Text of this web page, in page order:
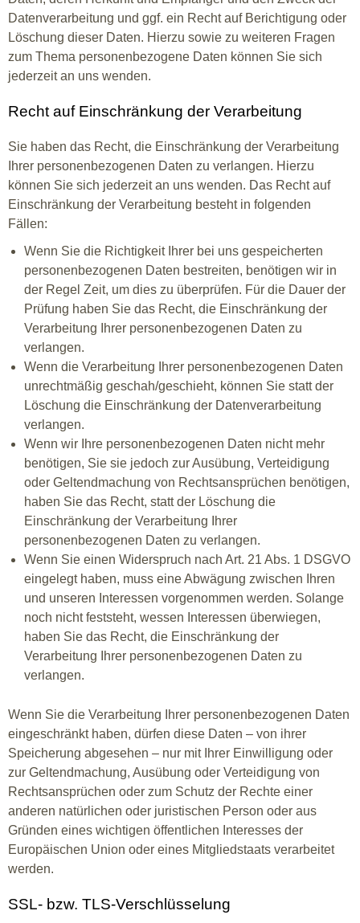
Datenverarbeitung und ggf. ein Recht auf Berichtigung oder
Löschung dieser Daten. Hierzu sowie zu weiteren Fragen
zum Thema personenbezogene Daten können Sie sich
jederzeit an uns wenden.
Recht auf Einschränkung der Verarbeitung
Sie haben das Recht, die Einschränkung der Verarbeitung
Ihrer personenbezogenen Daten zu verlangen. Hierzu
können Sie sich jederzeit an uns wenden. Das Recht auf
Einschränkung der Verarbeitung besteht in folgenden
Fällen:
Wenn Sie die Richtigkeit Ihrer bei uns gespeicherten
personenbezogenen Daten bestreiten, benötigen wir in
der Regel Zeit, um dies zu überprüfen. Für die Dauer der
Prüfung haben Sie das Recht, die Einschränkung der
Verarbeitung Ihrer personenbezogenen Daten zu
verlangen.
Wenn die Verarbeitung Ihrer personenbezogenen Daten
unrechtmäßig geschah/geschieht, können Sie statt der
Löschung die Einschränkung der Datenverarbeitung
verlangen.
Wenn wir Ihre personenbezogenen Daten nicht mehr
benötigen, Sie sie jedoch zur Ausübung, Verteidigung
oder Geltendmachung von Rechtsansprüchen benötigen,
haben Sie das Recht, statt der Löschung die
Einschränkung der Verarbeitung Ihrer
personenbezogenen Daten zu verlangen.
Wenn Sie einen Widerspruch nach Art. 21 Abs. 1 DSGVO
eingelegt haben, muss eine Abwägung zwischen Ihren
und unseren Interessen vorgenommen werden. Solange
noch nicht feststeht, wessen Interessen überwiegen,
haben Sie das Recht, die Einschränkung der
Verarbeitung Ihrer personenbezogenen Daten zu
verlangen.
Wenn Sie die Verarbeitung Ihrer personenbezogenen Daten
eingeschränkt haben, dürfen diese Daten – von ihrer
Speicherung abgesehen – nur mit Ihrer Einwilligung oder
zur Geltendmachung, Ausübung oder Verteidigung von
Rechtsansprüchen oder zum Schutz der Rechte einer
anderen natürlichen oder juristischen Person oder aus
Gründen eines wichtigen öffentlichen Interesses der
Europäischen Union oder eines Mitgliedstaats verarbeitet
werden.
SSL- bzw. TLS-Verschlüsselung